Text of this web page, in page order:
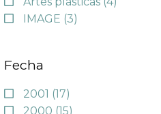
IMAGE (3)
Fecha
2001 (17)
2000 (15)